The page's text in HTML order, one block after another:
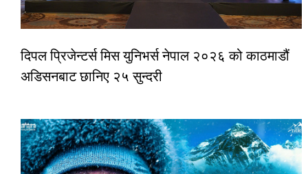
दिपल प्रिजेन्टर्स मिस युनिभर्स नेपाल २०२६ को काठमाडौं
अडिसनबाट छानिए २५ सुन्दरी